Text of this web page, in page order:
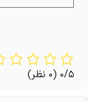
0/5 (0 نظر)